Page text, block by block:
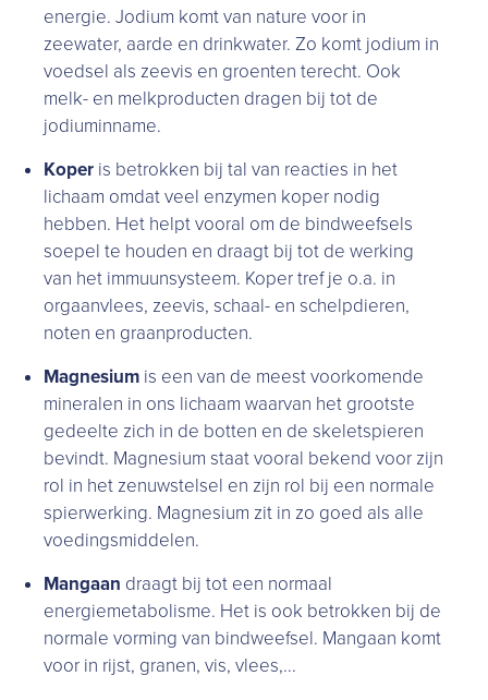
energie. Jodium komt van nature voor in
zeewater, aarde en drinkwater. Zo komt jodium in
voedsel als zeevis en groenten terecht. Ook
melk- en melkproducten dragen bij tot de
jodiuminname.
Koper is betrokken bij tal van reacties in het
lichaam omdat veel enzymen koper nodig
hebben. Het helpt vooral om de bindweefsels
soepel te houden en draagt bij tot de werking
van het immuunsysteem. Koper tref je o.a. in
orgaanvlees, zeevis, schaal- en schelpdieren,
noten en graanproducten.
Magnesium is een van de meest voorkomende
mineralen in ons lichaam waarvan het grootste
gedeelte zich in de botten en de skeletspieren
bevindt. Magnesium staat vooral bekend voor zijn
rol in het zenuwstelsel en zijn rol bij een normale
spierwerking. Magnesium zit in zo goed als alle
voedingsmiddelen.
Mangaan draagt bij tot een normaal
energiemetabolisme. Het is ook betrokken bij de
normale vorming van bindweefsel. Mangaan komt
voor in rijst, granen, vis, vlees,...